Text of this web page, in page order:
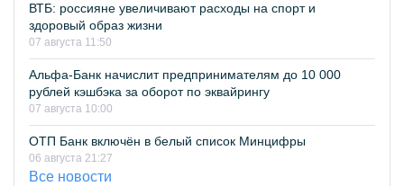
ВТБ: россияне увеличивают расходы на спорт и
здоровый образ жизни
07 августа 11:50
Альфа-Банк начислит предпринимателям до 10 000
рублей кэшбэка за оборот по эквайрингу
07 августа 10:00
ОТП Банк включён в белый список Минцифры
06 августа 21:27
Все новости